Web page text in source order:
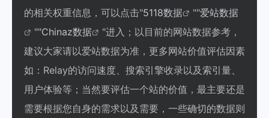
的相关权重信息，可以点击"5118数据 ""爱站数据
""Chinaz数据
"进入；以目前的网站数据参考，
建议大家请以爱站数据为准，更多网站价值评估因素
如：Relay的访问速度、搜索引擎收录以及索引量、
用户体验等；当然要评估一个站的价值，最主要还是
需要根据您自身的需求以及需要，一些确切的数据则